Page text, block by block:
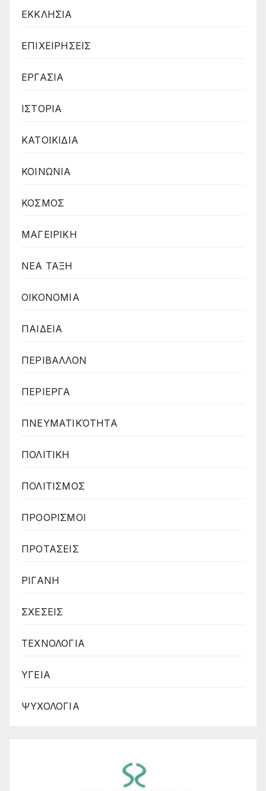
ΕΚΚΛΗΣΙΑ
ΕΠΙΧΕΙΡΗΣΕΙΣ
ΕΡΓΑΣΙΑ
ΙΣΤΟΡΙΑ
ΚΑΤΟΙΚΙΔΙΑ
ΚΟΙΝΩΝΙΑ
ΚΟΣΜΟΣ
ΜΑΓΕΙΡΙΚΗ
ΝΕΑ ΤΑΞΗ
ΟΙΚΟΝΟΜΙΑ
ΠΑΙΔΕΙΑ
ΠΕΡΙΒΑΛΛΟΝ
ΠΕΡΙΕΡΓΑ
ΠΝΕΥΜΑΤΙΚΌΤΗΤΑ
ΠΟΛΙΤΙΚΗ
ΠΟΛΙΤΙΣΜΟΣ
ΠΡΟΟΡΙΣΜΟΙ
ΠΡΟΤΑΣΕΙΣ
ΡΙΓΑΝΗ
ΣΧΕΣΕΙΣ
ΤΕΧΝΟΛΟΓΙΑ
ΥΓΕΙΑ
ΨΥΧΟΛΟΓΙΑ